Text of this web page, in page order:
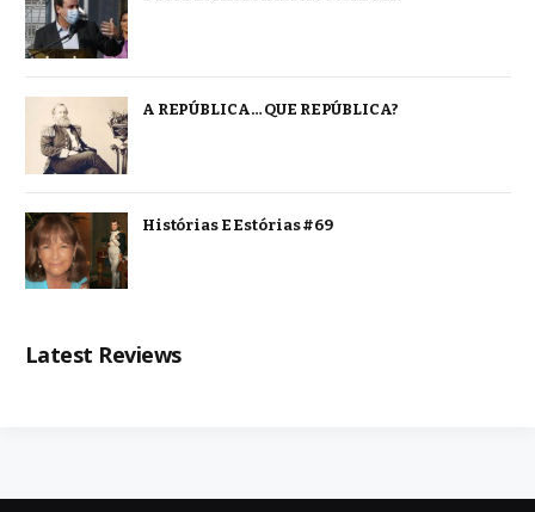
A REPÚBLICA… QUE REPÚBLICA?
Histórias E Estórias #69
Latest Reviews